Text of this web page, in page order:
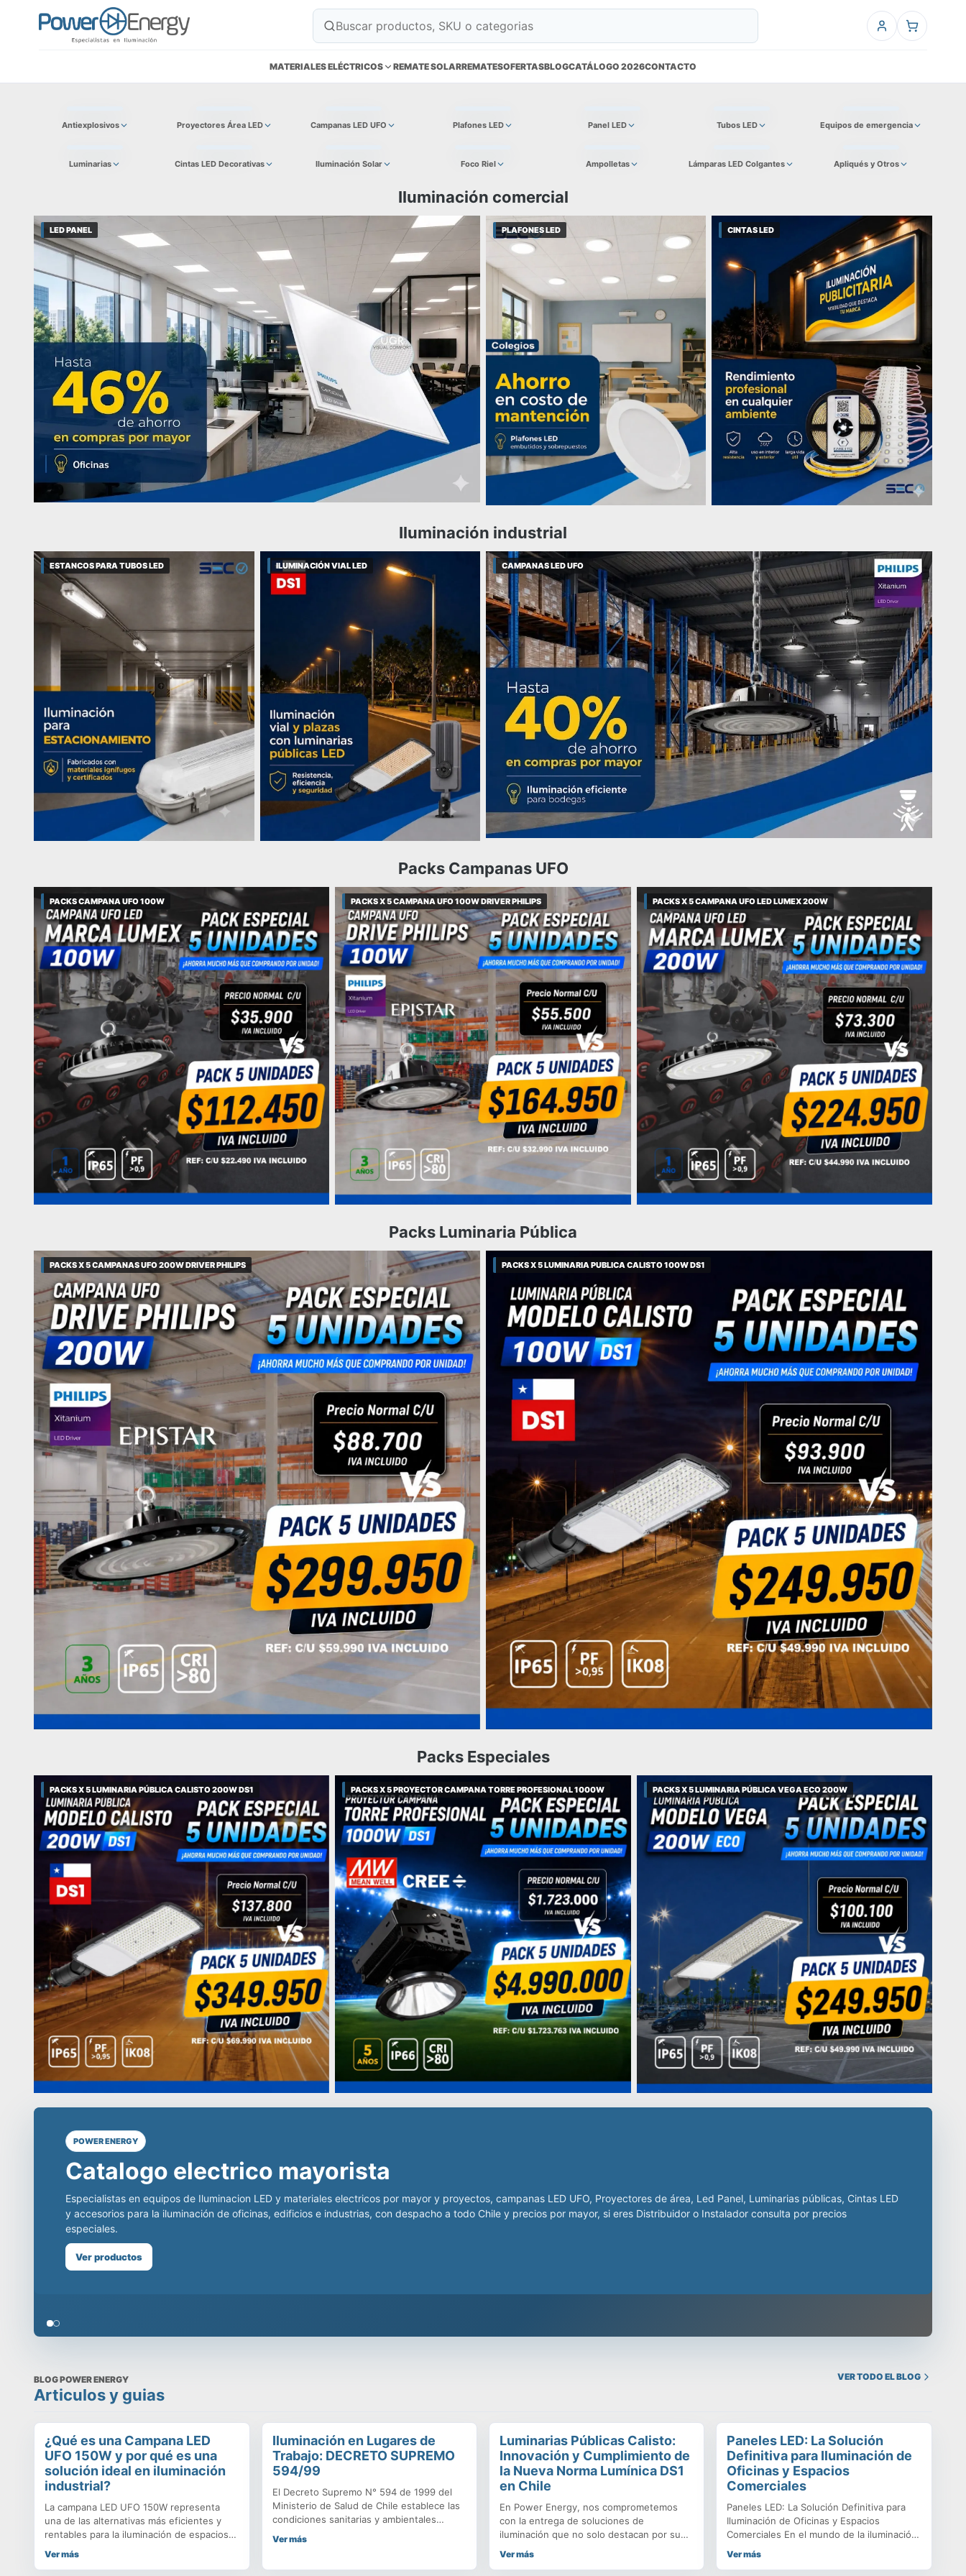
MATERIALES ELÉCTRICOS REMATE SOLARREMATESOFERTASBLOGCATÁLOGO 2026CONTACTO
Antiexplosivos Proyectores Área LED Campanas LED UFO Plafones LED Panel LED Tubos LED Equipos de emergencia
Luminarias Cintas LED Decorativas Iluminación Solar Foco Riel Ampolletas Lámparas LED Colgantes Apliqués y Otros
Iluminación comercial
LED PANEL PLAFONES LED CINTAS LED
Iluminación industrial
ESTANCOS PARA TUBOS LED ILUMINACIÓN VIAL LED CAMPANAS LED UFO
Packs Campanas UFO
PACKS CAMPANA UFO 100W PACKS X 5 CAMPANA UFO 100W DRIVER PHILIPS PACKS X 5 CAMPANA UFO LED LUMEX 200W
Packs Luminaria Pública
PACKS X 5 CAMPANAS UFO 200W DRIVER PHILIPS PACKS X 5 LUMINARIA PUBLICA CALISTO 100W DS1
Packs Especiales
PACKS X 5 LUMINARIA PÚBLICA CALISTO 200W DS1 PACKS X 5 PROYECTOR CAMPANA TORRE PROFESIONAL 1000W PACKS X 5 LUMINARIA PÚBLICA VEGA ECO 200W
POWER ENERGY
Líderes en equipos de iluminación LED para la industria, decenas de
distribuidores en todo Chile para ofrecer productos de calidad
incomparable.
Somos especialistas en equipos de iluminación comercial, para la minería, centros deportivos y educacionales, con productos como campanas LED industriales, paneles led para
oficinas, plafones para uso en edificios, todo con la mejor calidad y respaldo de una empresa chilena que cuida tu prestigio, despachamos a todo Chile y contamos con un
Showroom en Santiago, visítanos!
BLOG POWER ENERGY
Articulos y guias
VER TODO EL BLOG
¿Qué es una Campana LED
UFO 150W y por qué es una
solución ideal en iluminación
industrial?
La campana LED UFO 150W representa
una de las alternativas más eficientes y
rentables para la iluminación de espacios
industriales, comerciales y logísticos que
Ver más
Iluminación en Lugares de
Trabajo: DECRETO SUPREMO
594/99
El Decreto Supremo N° 594 de 1999 del
Ministerio de Salud de Chile establece las
condiciones sanitarias y ambientales
básicas en los lugares de trabajo.
Ver más
Luminarias Públicas Calisto:
Innovación y Cumplimiento de
la Nueva Norma Lumínica DS1
en Chile
En Power Energy, nos comprometemos
con la entrega de soluciones de
iluminación que no solo destacan por su
eficiencia, sino que cumplen
Ver más
Paneles LED: La Solución
Definitiva para Iluminación de
Oficinas y Espacios
Comerciales
Paneles LED: La Solución Definitiva para
Iluminación de Oficinas y Espacios
Comerciales En el mundo de la iluminación
profesional, los Paneles LED se han
Ver más